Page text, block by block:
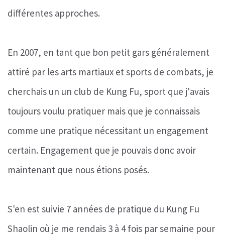
différentes approches.
En 2007, en tant que bon petit gars généralement
attiré par les arts martiaux et sports de combats, je
cherchais un un club de Kung Fu, sport que j'avais
toujours voulu pratiquer mais que je connaissais
comme une pratique nécessitant un engagement
certain. Engagement que je pouvais donc avoir
maintenant que nous étions posés.
S'en est suivie 7 années de pratique du Kung Fu
Shaolin où je me rendais 3 à 4 fois par semaine pour